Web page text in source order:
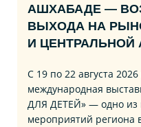
АШХАБАДЕ —
ВЫХОДА НА
И ЦЕНТРАЛЬНОЙ
С 19 по 22 августа
международная
ДЛЯ ДЕТЕЙ» — одно из
мероприятий региона